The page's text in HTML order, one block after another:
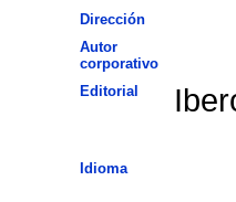
Dirección
Autor
corporativo
Editorial
Idioma